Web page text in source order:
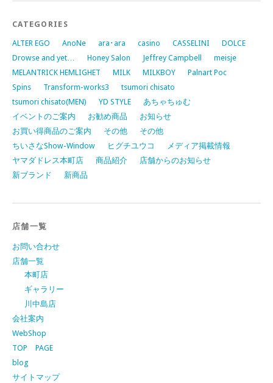
CATEGORIES
ALTER EGO AnoNe ara･ara casino CASSELINI
DOLCE
Drowse and yet…
Honey Salon Jeffrey Campbell
meisje
MELANTRICK HEMLIGHET
MILK MILKBOY
Palnart Poc
Spins
Transform-works3
tsumori chisato
tsumori chisato(MEN)
YD STYLE
あちゃちゅむ
イベントのご案内
お勧め商品
お知らせ
お買い得商品のご案内
その他
その他
ちいさなShow-Window
ヒグチユウコ
メディア掲載情報
ヤマダドレス本町店
商品紹介
店舗からのお知らせ
新ブランド
新商品
店舗一覧
お問い合わせ
店舗一覧
本町店
ギャラリー
川中島店
会社案内
WebShop
TOP PAGE
blog
サイトマップ